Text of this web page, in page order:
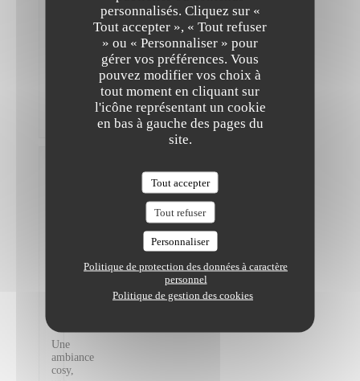
personnalisés. Cliquez sur «
Tout accepter », « Tout refuser
» ou « Personnaliser » pour
gérer vos préférences. Vous
pouvez modifier vos choix à
tout moment en cliquant sur
l'icône représentant un cookie
en bas à gauche des pages du
site.
Tout accepter
Tout refuser
Personnaliser
Politique de protection des données à caractère
personnel
Politique de gestion des cookies
Ambiance
Une
ambiance
cosy,
The Friendly Kitchen